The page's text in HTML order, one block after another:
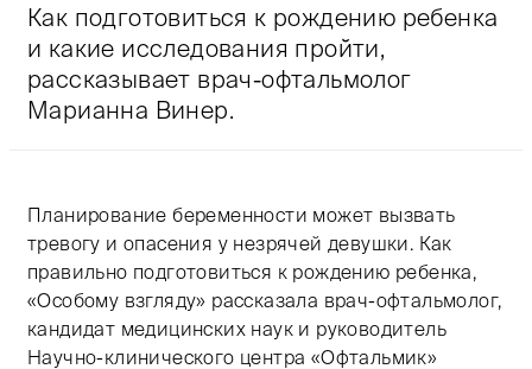
Как подготовиться к рождению ребенка
и какие исследования пройти,
рассказывает врач-офтальмолог
Марианна Винер.
Планирование беременности может вызвать
тревогу и опасения у незрячей девушки. Как
правильно подготовиться к рождению ребенка,
«Особому взгляду» рассказала врач-офтальмолог,
кандидат медицинских наук и руководитель
Научно-клинического центра «Офтальмик»